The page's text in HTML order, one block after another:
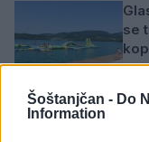
Šoštanjčan - Do
Information
se